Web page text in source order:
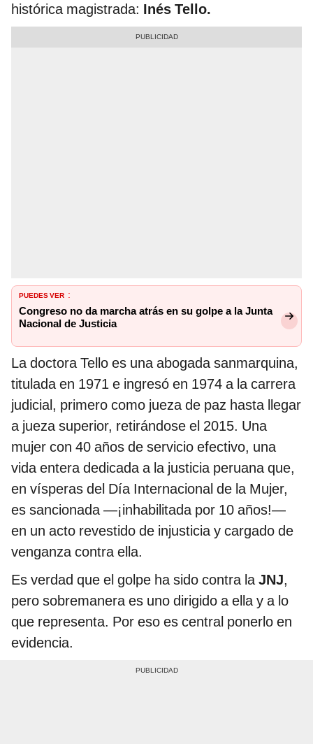
histórica magistrada: Inés Tello.
PUEDES VER :
Congreso no da marcha atrás en su golpe a la Junta
Nacional de Justicia
La doctora Tello es una abogada sanmarquina,
titulada en 1971 e ingresó en 1974 a la carrera
judicial, primero como jueza de paz hasta llegar
a jueza superior, retirándose el 2015. Una
mujer con 40 años de servicio efectivo, una
vida entera dedicada a la justicia peruana que,
en vísperas del Día Internacional de la Mujer,
es sancionada —¡inhabilitada por 10 años!—
en un acto revestido de injusticia y cargado de
venganza contra ella.
Es verdad que el golpe ha sido contra laJNJ,
pero sobremanera es uno dirigido a ella y a lo
que representa. Por eso es central ponerlo en
evidencia.